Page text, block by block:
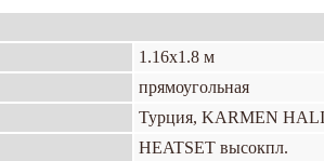
1.16х1.8 м
прямоугольная
Турция, KARMEN HALI
HEATSET высокпл.